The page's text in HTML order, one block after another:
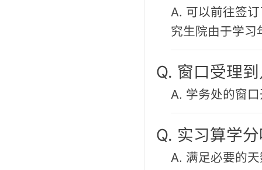
A. 可以前往签
究生院由于学习
Q. 窗口受理
A. 学务处的窗
Q. 实习算学
A. 满足必要的